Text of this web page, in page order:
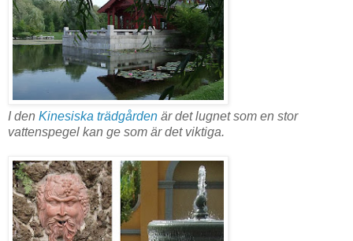
I den Kinesiska trädgården är det lugnet som en stor
vattenspegel kan ge som är det viktiga.